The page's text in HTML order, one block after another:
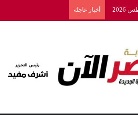
أخبار عاجلة